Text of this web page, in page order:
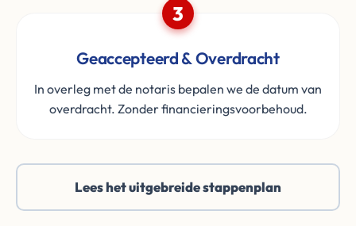
3
Geaccepteerd & Overdracht
In overleg met de notaris bepalen we de datum van
overdracht. Zonder financieringsvoorbehoud.
Lees het uitgebreide stappenplan